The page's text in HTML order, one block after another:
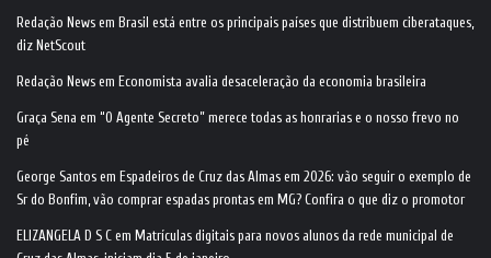
Redação News em Brasil está entre os principais países que distribuem ciberataques,
diz NetScout
Redação News em Economista avalia desaceleração da economia brasileira
Graça Sena em “O Agente Secreto” merece todas as honrarias e o nosso frevo no
pé
George Santos em Espadeiros de Cruz das Almas em 2026: vão seguir o exemplo de
Sr do Bonfim, vão comprar espadas prontas em MG? Confira o que diz o promotor
ELIZANGELA D S C em Matrículas digitais para novos alunos da rede municipal de